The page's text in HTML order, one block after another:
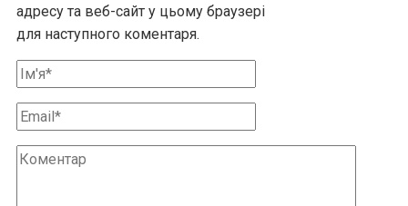
адресу та веб-сайт у цьому браузері
для наступного коментаря.